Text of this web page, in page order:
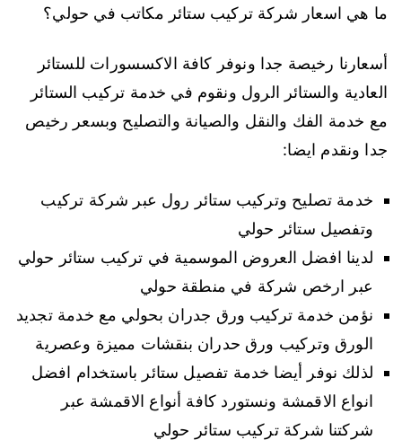
ما هي اسعار شركة تركيب ستائر مكاتب في حولي؟
أسعارنا رخيصة جدا ونوفر كافة الاكسسورات للستائر
العادية والستائر الرول ونقوم في خدمة تركيب الستائر
مع خدمة الفك والنقل والصيانة والتصليح وبسعر رخيص
جدا ونقدم ايضا:
خدمة تصليح وتركيب ستائر رول عبر شركة تركيب
وتفصيل ستائر حولي
لدينا افضل العروض الموسمية في تركيب ستائر حولي
عبر ارخص شركة في منطقة حولي
نؤمن خدمة تركيب ورق جدران بحولي مع خدمة تجديد
الورق وتركيب ورق حدران بنقشات مميزة وعصرية
لذلك نوفر أيضا خدمة تفصيل ستائر باستخدام افضل
انواع الاقمشة ونستورد كافة أنواع الاقمشة عبر
شركتنا شركة تركيب ستائر حولي